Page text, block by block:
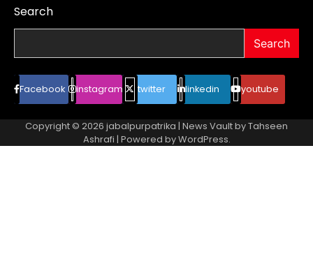
Search
Search
Facebook instagram twitter linkedin youtube
Copyright © 2026 jabalpurpatrika | News Vault byTahseen
Ashrafi | Powered byWordPress.